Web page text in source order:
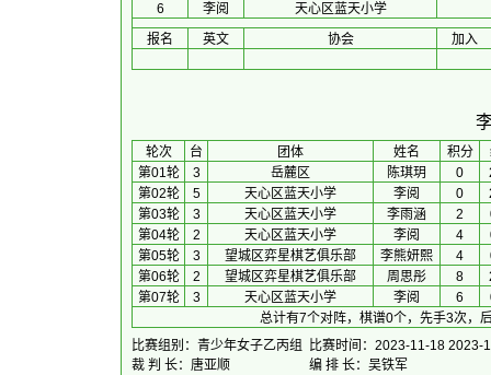
6
李阅
天心区蓝天小学
报名
英文 协会 加入
轮次 台 团体 姓名 积分
第01轮
3 岳麓区 陈琪玥 0
第02轮
5 天心区蓝天小学 李阅 0
第03轮
3 天心区蓝天小学 李雨涵 2
第04轮
2 天心区蓝天小学 李阅 4
第05轮
3 望城区弈星棋艺俱乐部 李熊妍熙 4
第06轮
2 望城区弈星棋艺俱乐部 周思彤 8
第07轮
3 天心区蓝天小学 李阅 6
总计有7个对阵，棋谱0个，先手3次，
比赛组别：青少年女子乙丙组
比赛时间：2023-11-18 2023-
裁 判 长：唐亚顺
编 排 长：吴铁军